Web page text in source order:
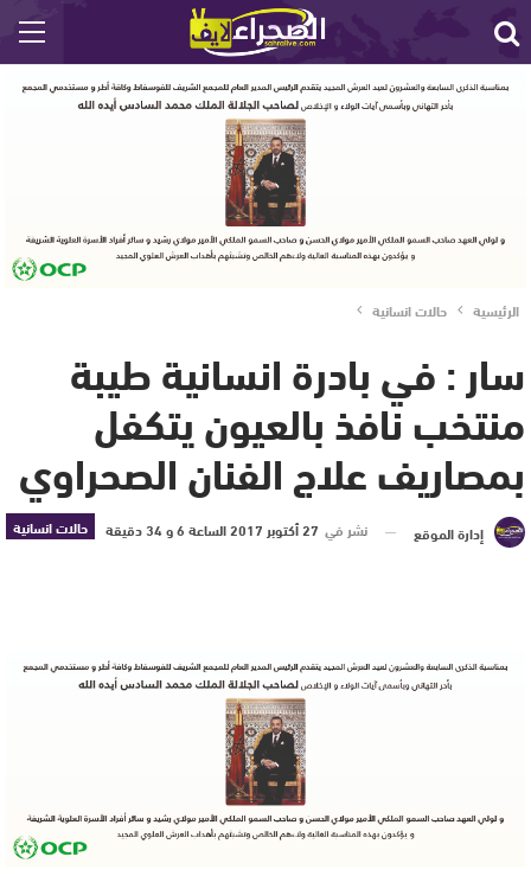
الرئيسية حالات انسانية
سار : في بادرة انسانية طيبة
منتخب نافذ بالعيون يتكفل
بمصاريف علاج الفنان الصحراوي
حالات انسانية إدارة الموقع نشر في 27 أكتوبر 2017 الساعة 6 و 34 دقيقة